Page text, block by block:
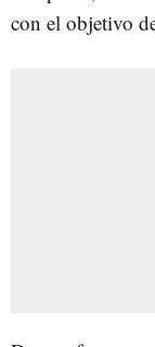
con el objetivo